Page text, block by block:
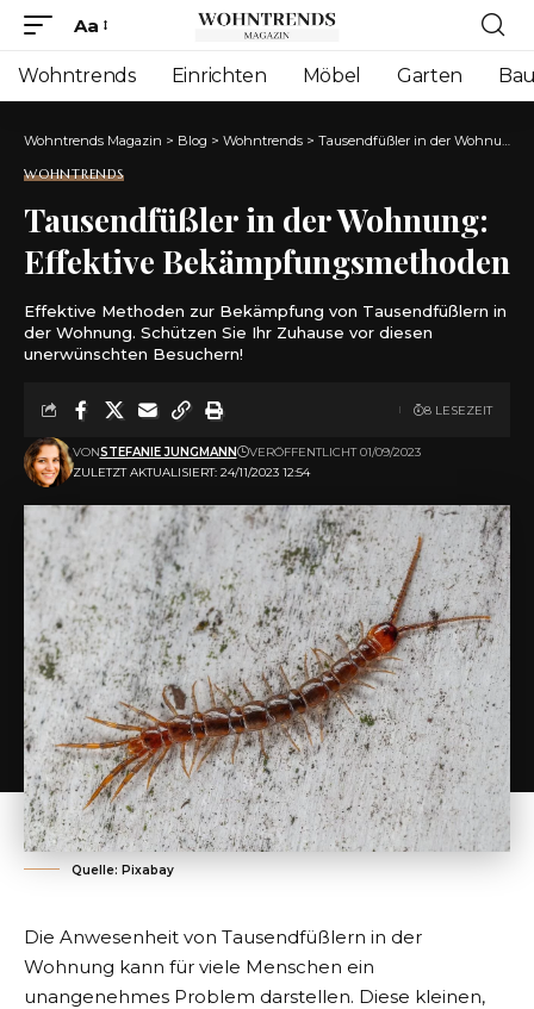
Font
Resizer
Aa
Wohntrends Einrichten Möbel Garten
Wohntrends Magazin > Blog > Wohntrends > Tausendfüßler in der Wohnung: Effektive Bekämpfungsmethoden
WOHNTRENDS
Tausendfüßler in der Wohnung:
Effektive Bekämpfungsmethoden
Effektive Methoden zur Bekämpfung von Tausendfüßlern in
der Wohnung. Schützen Sie Ihr Zuhause vor diesen
unerwünschten Besuchern!
ZULETZT AKTUALISIERT: 24/11/2023 12:54
VONSTEFANIE JUNGMANN VERÖFFENTLICHT 01/09/2023
8 LESEZEIT
Quelle: Pixabay
Die Anwesenheit von Tausendfüßlern in der
Wohnung kann für viele Menschen ein
unangenehmes Problem darstellen. Diese kleinen,